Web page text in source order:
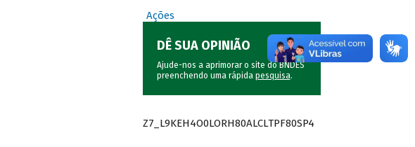
Ações
DÊ SUA OPINIÃO
Ajude-nos a aprimorar o site do BNDES
preenchendo uma rápida pesquisa.
Z7_L9KEH4O0LORH80ALCLTPF80SP4